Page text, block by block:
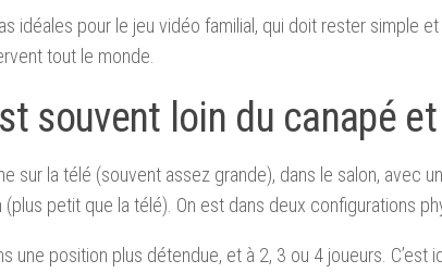
idéales pour le jeu vidéo familial, qui doit rester simple et
tout le monde.
souvent loin du canapé
sur la télé (souvent assez grande), dans le salon, avec
petit que la télé). On est dans deux configurations
position plus détendue, et à 2, 3 ou 4 joueurs. C’est